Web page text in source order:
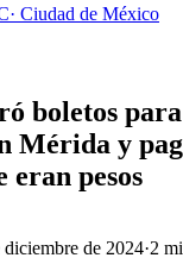
· Ciudad de México
boletos
Mérida y
eran pesos
diciembre de 2024·2